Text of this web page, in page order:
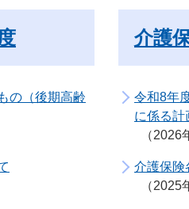
の（後期高齢
介護
令和8年
に係る計
2026
介護保険
2025